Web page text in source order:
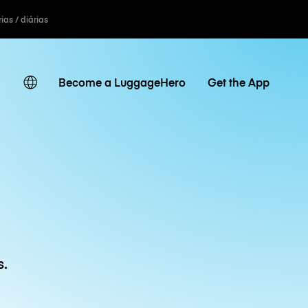
/ diárias
Become a LuggageHero Get the App